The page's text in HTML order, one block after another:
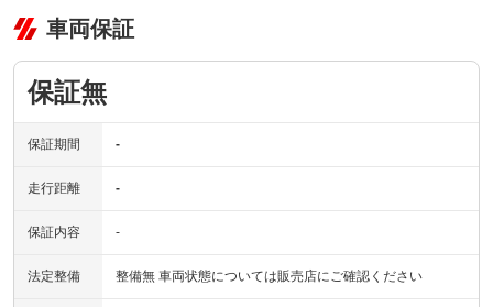
車両保証
保証無
保証期間 -
走行距離 -
保証内容 -
法定整備 整備無 車両状態については販売店にご確認ください